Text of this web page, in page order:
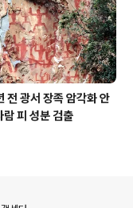
광서 장족 암각화 안
람 피 성분 검출